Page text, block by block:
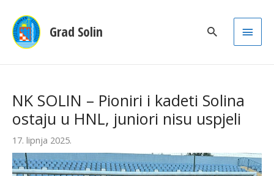
Grad Solin
Main
NK SOLIN – Pioniri i kadeti Solina
ostaju u HNL, juniori nisu uspjeli
17. lipnja 2025.